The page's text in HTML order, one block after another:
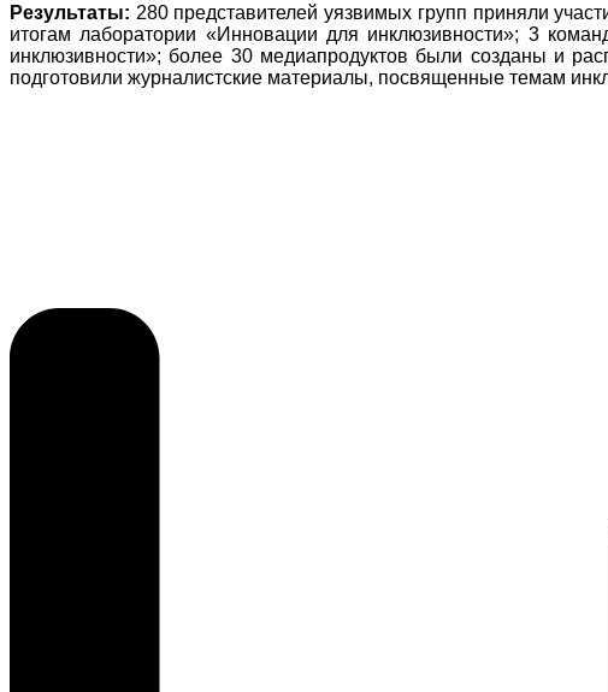
Результаты: 280 представителей уязвимых групп приняли
итогам лаборатории «Инновации для инклюзивности»; 3
инклюзивности»; более 30 медиапродуктов были созданы и
подготовили журналистские материалы, посвященные темам